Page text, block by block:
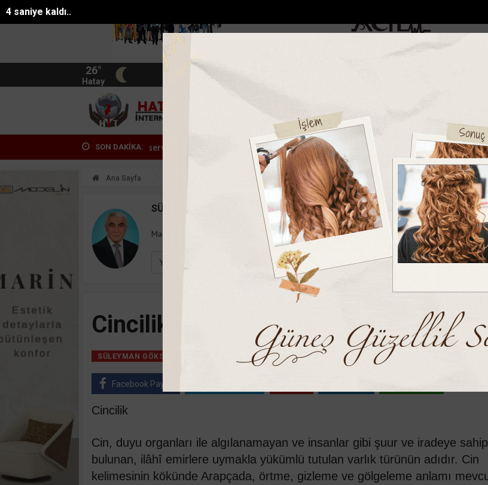
3 saniye kaldı..
26°
Hatay
BIST 13.744
HATAY MAGAZİN KADIN-YAŞAM
SON DAKİKA:
patlayan domates konservesi 9 aylık... Türkiye Muhtarlar Konfederasyonundan Başkan B... Kahramanmaraşta
Yazarlar
Ana Sayfa Süleyman GÖKSU
SÜLEYMAN GÖKSU
Mail: suleymangoksu@gmail.com
Cincilik
SÜLEYMAN GÖKSU 06 Mayıs, 2020, Çarşamba 08:20
Facebook Paylaş
Cincilik
Cin, duyu organları ile algılanamayan ve insanlar gibi şuur ve iradeye sahip
bulunan, ilâhî emirlere uymakla yükümlü tutulan varlık türünün adıdır. Cin
kelimesinin kökünde Arapçada, örtme, gizleme ve gölgeleme anlamı